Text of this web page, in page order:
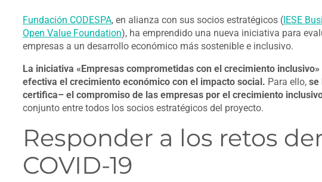
Fundación CODESPA, en alianza con sus socios estratégicos (IESE
Open Value Foundation), ha emprendido una nueva iniciativa para
empresas a un desarrollo económico más sostenible e inclusivo.
La iniciativa «Empresas comprometidas con el crecimiento
efectiva el crecimiento económico con el impacto social. Para ello, se
certifica– el compromiso de las empresas por el crecimiento
conjunto entre todos los socios estratégicos del proyecto.
Responder a los retos
COVID-19